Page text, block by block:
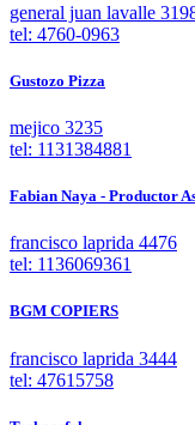
general juan lavalle
tel: 4760-0963
Gustozo Pizza
mejico 3235
tel: 1131384881
Fabian Naya - Productor
francisco laprida 4476
tel: 1136069361
BGM COPIERS
francisco laprida 3444
tel: 47615758